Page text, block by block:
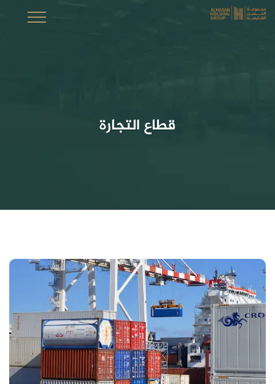
قطاع التجارة